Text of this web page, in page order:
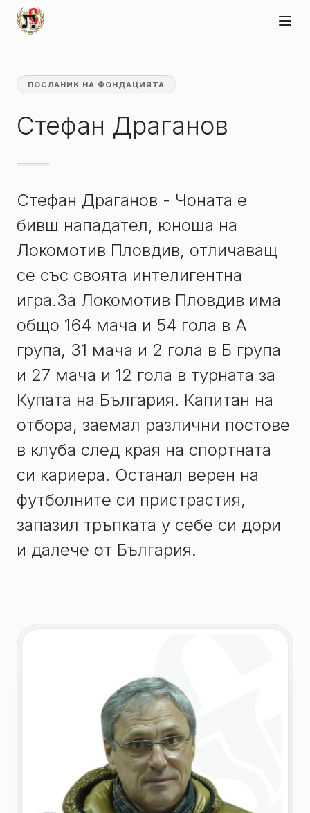
ПОСЛАНИК НА ФОНДАЦИЯТА
Стефан Драганов
Стефан Драганов - Чоната е
бивш нападател, юноша на
Локомотив Пловдив, отличаващ
се със своята интелигентна
игра.За Локомотив Пловдив има
общо 164 мача и 54 гола в А
група, 31 мача и 2 гола в Б група
и 27 мача и 12 гола в турната за
Купата на България. Капитан на
отбора, заемал различни постове
в клуба след края на спортната
си кариера. Останал верен на
футболните си пристрастия,
запазил тръпката у себе си дори
и далече от България.